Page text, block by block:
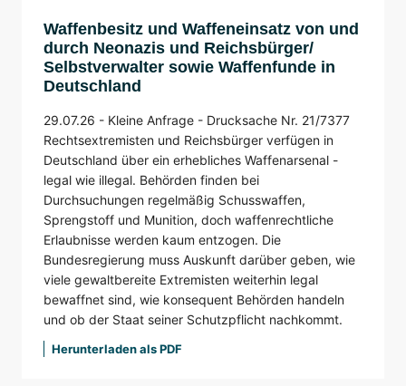
Waffenbesitz und Waffeneinsatz von und
durch Neonazis und Reichsbürger/
Selbstverwalter sowie Waffenfunde in
Deutschland
29.07.26 - Kleine Anfrage - Drucksache Nr. 21/7377
Rechtsextremisten und Reichsbürger verfügen in
Deutschland über ein erhebliches Waffenarsenal -
legal wie illegal. Behörden finden bei
Durchsuchungen regelmäßig Schusswaffen,
Sprengstoff und Munition, doch waffenrechtliche
Erlaubnisse werden kaum entzogen. Die
Bundesregierung muss Auskunft darüber geben, wie
viele gewaltbereite Extremisten weiterhin legal
bewaffnet sind, wie konsequent Behörden handeln
und ob der Staat seiner Schutzpflicht nachkommt.
Herunterladen als PDF